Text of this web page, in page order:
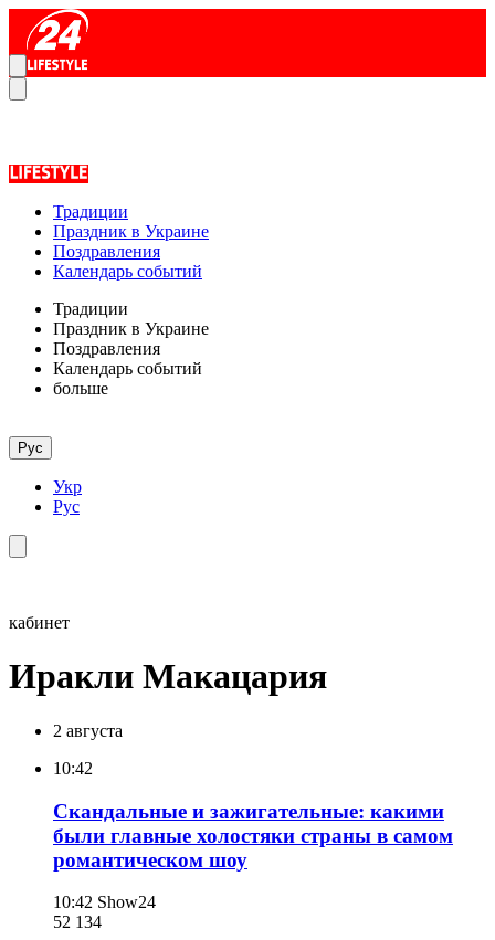
Традиции
Праздник в Украине
Поздравления
Календарь событий
Традиции
Праздник в Украине
Поздравления
Календарь событий
больше
Рус
Укр
Рус
кабинет
Иракли Макацария
2 августа
10:42
Скандальные и зажигательные: какими
были главные холостяки страны в самом
романтическом шоу
10:42 Show24
52 134